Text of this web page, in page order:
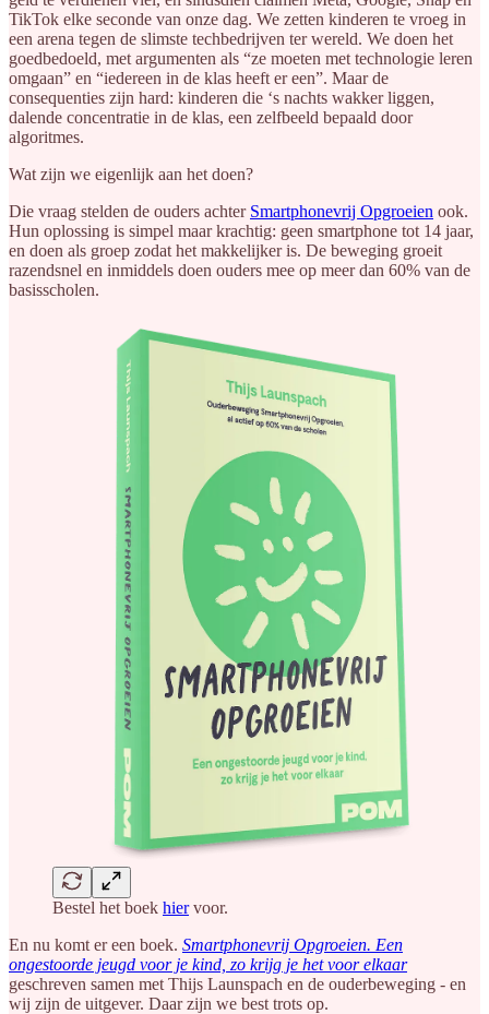
TikTok elke seconde van onze dag. We zetten kinderen te vroeg in
een arena tegen de slimste techbedrijven ter wereld. We doen het
goedbedoeld, met argumenten als “ze moeten met technologie leren
omgaan” en “iedereen in de klas heeft er een”. Maar de
consequenties zijn hard: kinderen die ‘s nachts wakker liggen,
dalende concentratie in de klas, een zelfbeeld bepaald door
algoritmes.
Wat zijn we eigenlijk aan het doen?
Die vraag stelden de ouders achter Smartphonevrij Opgroeien ook.
Hun oplossing is simpel maar krachtig: geen smartphone tot 14 jaar,
en doen als groep zodat het makkelijker is. De beweging groeit
razendsnel en inmiddels doen ouders mee op meer dan 60% van de
basisscholen.
Bestel het boek hiervoor.
En nu komt er een boek. Smartphonevrij Opgroeien. Een
ongestoorde jeugd voor je kind, zo krijg je het voor elkaar
geschreven samen met Thijs Launspach en de ouderbeweging - en
wij zijn de uitgever. Daar zijn we best trots op.